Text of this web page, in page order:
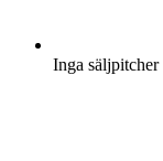
Inga säljpitcher